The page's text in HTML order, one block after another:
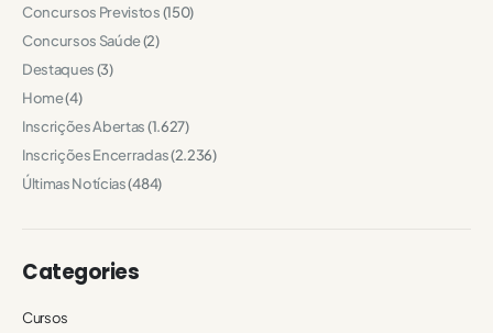
Concursos Previstos(150)
Concursos Saúde(2)
Destaques(3)
Home(4)
Inscrições Abertas(1.627)
Inscrições Encerradas(2.236)
Últimas Notícias(484)
Categories
Cursos